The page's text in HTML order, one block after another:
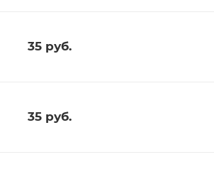
35руб.
35руб.